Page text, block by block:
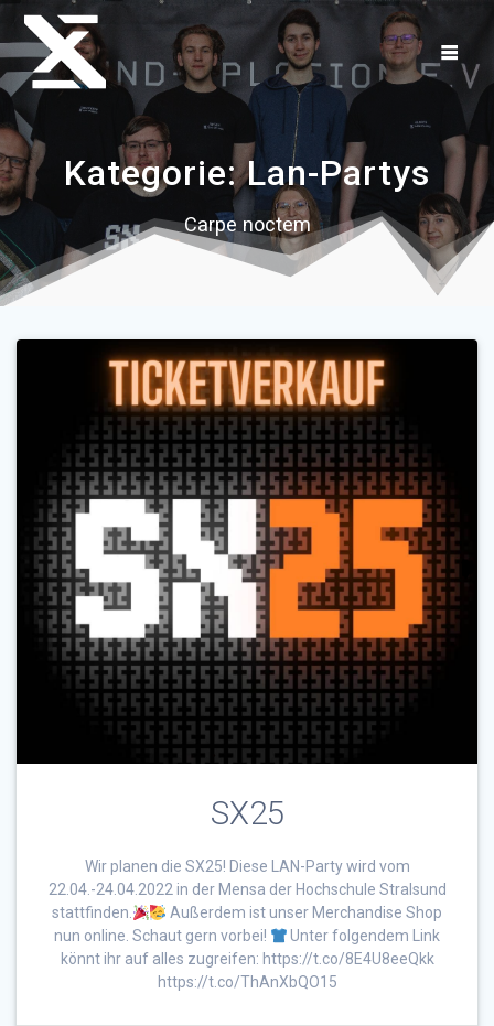
Zum
springen
Kategorie:Lan-Partys
Carpe noctem
SX25
Wir planen die SX25! Diese LAN-Party wird vom
22.04.-24.04.2022 in der Mensa der Hochschule Stralsund
stattfinden.
Außerdem ist unser Merchandise Shop
nun online. Schaut gern vorbei!
Unter folgendem Link
könnt ihr auf alles zugreifen: https://t.co/8E4U8eeQkk
https://t.co/ThAnXbQO15